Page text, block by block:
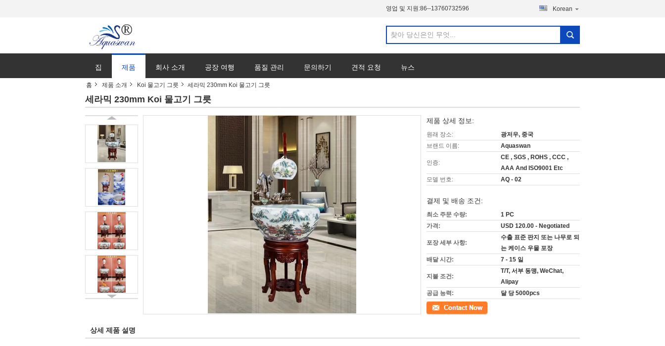
영업 및 지원:86--13760732596 Korean
집 제품 회사 소개 공장 여행 품질 관리 문의하기 견적 요청 뉴스
홈 제품 소개 Koi 물고기 그릇 세라믹 230mm Koi 물고기 그릇
세라믹 230mm Koi 물고기 그릇
제품 상세 정보:
원래 장소:
광저우, 중국
브랜드 이름:
Aquaswan
인증:
CE , SGS , ROHS , CCC ,
AAA And ISO9001 Etc
모델 번호:
AQ - 02
결제 및 배송 조건:
최소 주문 수량:
1 PC
가격:
USD 120.00 - Negotiated
포장 세부 사항:
수출 표준 판지 또는 나무로 되
는 케이스 우물 포장
배달 시간:
7 - 15 일
지불 조건:
T/T, 서부 동맹, WeChat,
Alipay
공급 능력:
달 당 5000pcs
접촉
상세 제품 설명